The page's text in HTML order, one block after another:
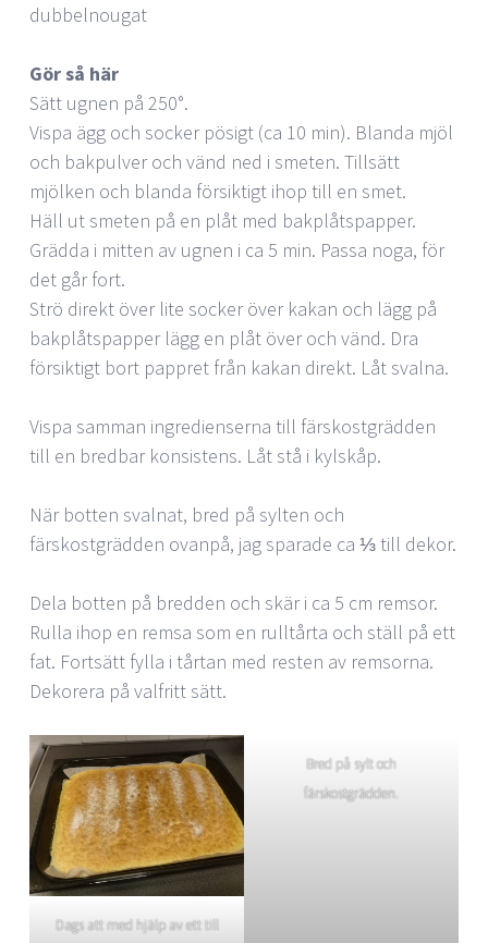
dubbelnougat
Gör så här
Sätt ugnen på 250°.
Vispa ägg och socker pösigt (ca 10 min). Blanda mjöl
och bakpulver och vänd ned i smeten. Tillsätt
mjölken och blanda försiktigt ihop till en smet.
Häll ut smeten på en plåt med bakplåtspapper.
Grädda i mitten av ugnen i ca 5 min. Passa noga, för
det går fort.
Strö direkt över lite socker över kakan och lägg på
bakplåtspapper lägg en plåt över och vänd. Dra
försiktigt bort pappret från kakan direkt. Låt svalna.
Vispa samman ingredienserna till färskostgrädden
till en bredbar konsistens. Låt stå i kylskåp.
När botten svalnat, bred på sylten och
färskostgrädden ovanpå, jag sparade ca ⅓ till dekor.
Dela botten på bredden och skär i ca 5 cm remsor.
Rulla ihop en remsa som en rulltårta och ställ på ett
fat. Fortsätt fylla i tårtan med resten av remsorna.
Dekorera på valfritt sätt.
Dags att med hjälp av ett till
Bred på sylt och
färskostgrädden.